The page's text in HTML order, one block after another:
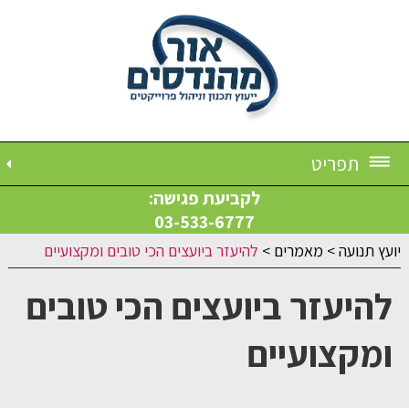
תפריט
לקביעת פגישה:
03-533-6777
יועץ תנועה> מאמרים > להיעזר ביועצים הכי טובים ומקצועיים
להיעזר ביועצים הכי טובים
ומקצועיים